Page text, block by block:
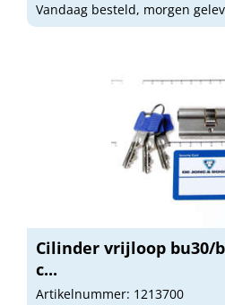
Vandaag besteld, morgen
Cilinder vrijloop bu30/
c...
Artikelnummer: 1213700